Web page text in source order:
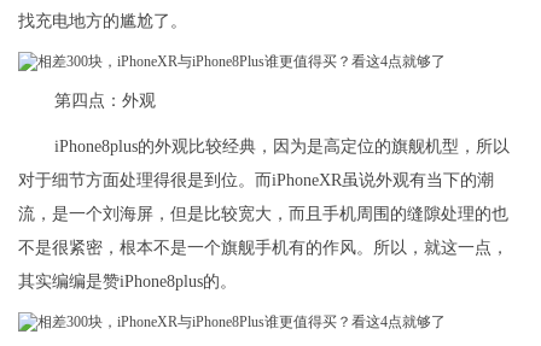
找充电地方的尴尬了。
第四点：外观
iPhone8plus的外观比较经典，因为是高定位的旗舰机型，所以
对于细节方面处理得很是到位。而iPhoneXR虽说外观有当下的潮
流，是一个刘海屏，但是比较宽大，而且手机周围的缝隙处理的也
不是很紧密，根本不是一个旗舰手机有的作风。所以，就这一点，
其实编编是赞iPhone8plus的。